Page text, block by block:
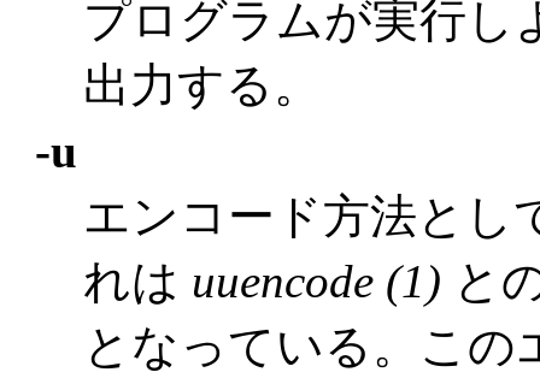
プログラムが実行し
出力する。
-u
エンコード方法とし
れは uuencode (1) と
となっている。この